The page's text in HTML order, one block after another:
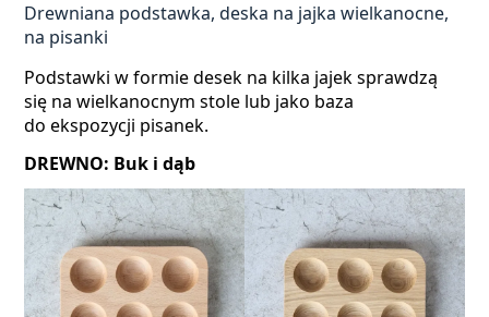
Drewniana podstawka, deska na jajka wielkanocne,
na pisanki
Podstawki w formie desek na kilka jajek sprawdzą
się na wielkanocnym stole lub jako baza
do ekspozycji pisanek.
DREWNO: Buk i dąb